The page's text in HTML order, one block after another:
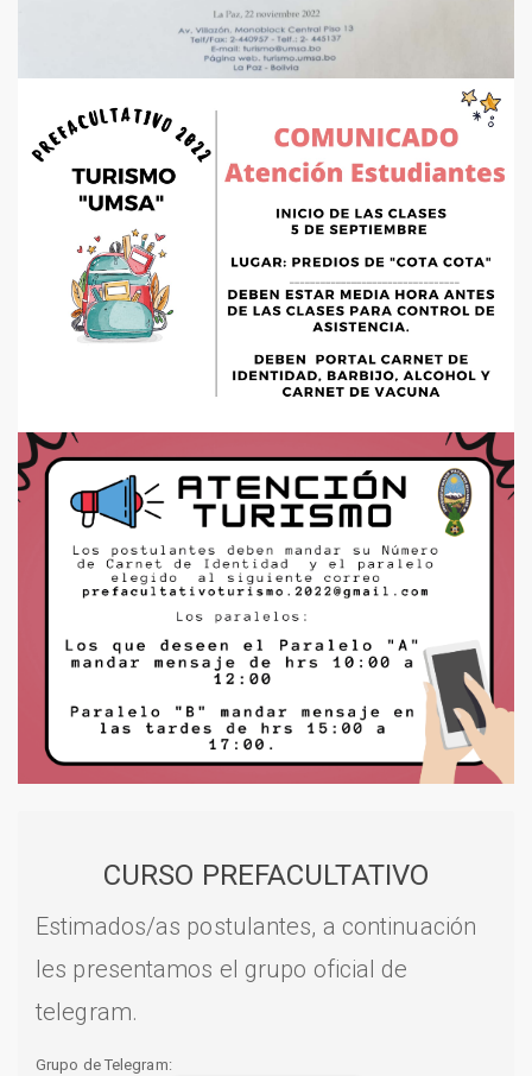
CURSO PREFACULTATIVO
Estimados/as postulantes, a continuación
les presentamos el grupo oficial de
telegram.
Grupo de Telegram: